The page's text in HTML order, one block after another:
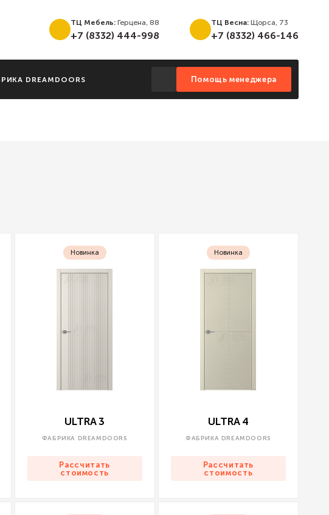
ТЦ Мебель: Герцена, 88
+7 (8332) 444-998
ТЦ Весна: Щорса, 73
+7 (8332) 466-146
DREAMDOORS Помощь менеджера
ULTRA 3
ФАБРИКА DREAMDOORS
Рассчитать
стоимость
Новинка
ULTRA 4
ФАБРИКА DREAMDOORS
Рассчитать
стоимость
Новинка